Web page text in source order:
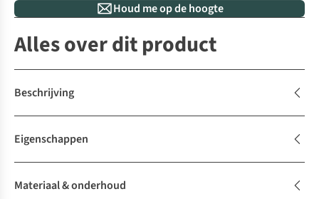
Houd me op de hoogte
Alles over dit product
Beschrijving
Eigenschappen
Materiaal & onderhoud